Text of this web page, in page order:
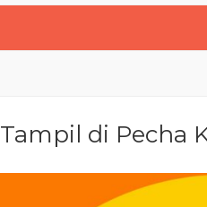
Tampil di Pecha